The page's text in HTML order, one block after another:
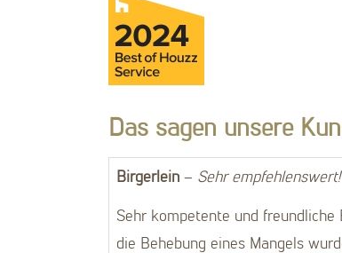
Das sagen unsere
Birgerlein– Sehr empfehlenswert!
Sehr kompetente und freundliche
die Behebung eines Mangels